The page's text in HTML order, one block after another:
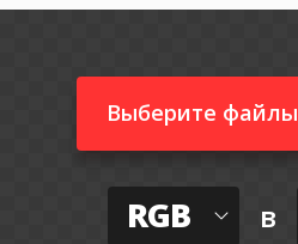
Выберите файлы
RGB в